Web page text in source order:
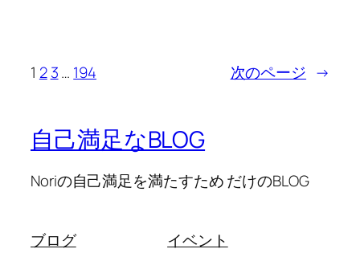
1 2 3… 194 次のページ →
自己満足なBLOG
Noriの自己満足を満たすため だけのBLOG
ブログ
イベント